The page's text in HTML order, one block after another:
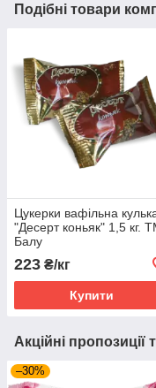
Подібні товари
Цукерки вафільна
"Десерт коньяк" 1,5 кг.
Балу
223 ₴/кг
Купити
Акційні пропозиції
–30%